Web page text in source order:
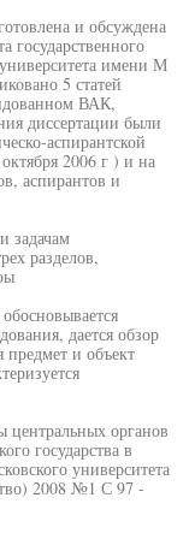
и обсуждена
государственного
имени М
5 статей
ВАК,
диссертации были
аспирантской
2006 г ) и на
аспирантов и
задачам
разделов,
дается обзор
предмет и объект
центральных органов
государства в
университета
2008 №1 С 97 -